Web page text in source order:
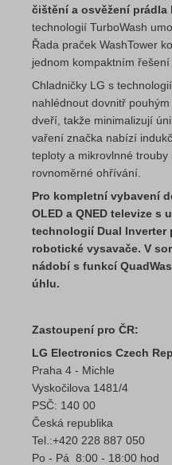
čištění a osvěžení prádla
technologií TurboWash
Řada praček WashTower
jednom kompaktním
Chladničky LG s
nahlédnout dovnitř
dveří, takže minimalizují
vaření značka nabízí
teploty a mikrovlnné
rovnoměrné ohřívání.
Pro kompletní vybavení
OLED a QNED televize s
technologií Dual Inverter
robotické vysavače. V
nádobí s funkcí
úhlu.
Zastoupení pro ČR:
LG Electronics Czech
Praha 4 - Michle
Vyskočilova 1481/4
PSČ: 140 00
Česká republika
Tel.:+420 228 887 050
Po - Pá 8:00 - 18:00 hod